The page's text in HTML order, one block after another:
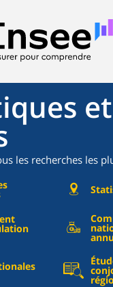
et
les recherches les